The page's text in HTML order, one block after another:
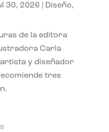
30, 2026 Diseño,
de la editora
Carla
y diseñador
tres